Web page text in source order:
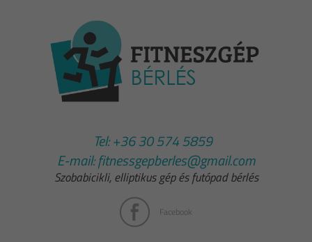
Tel:+36 30 574 5859
E-mail:fitnessgepberles@gmail.com
Szobabicikli, elliptikus gép és futópad bérlés
Facebook